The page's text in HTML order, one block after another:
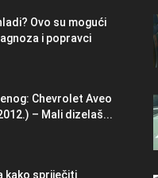
Ovo su mogući
i popravci
Chevrolet Aveo
– Mali dizelaš...
kako spriječiti